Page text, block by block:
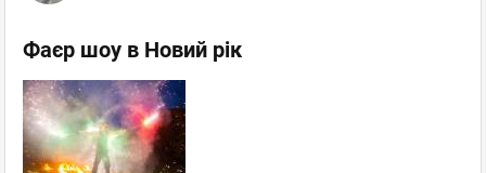
Фаєр шоу в Новий рік